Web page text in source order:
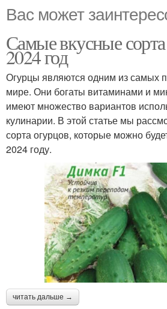
Вас может
Самые вкусные
2024 год
Огурцы являются одним из самых
мире. Они богаты витаминами и
имеют множество вариантов
кулинарии. В этой статье мы
сорта огурцов, которые можно
2024 году.
читать дальше →